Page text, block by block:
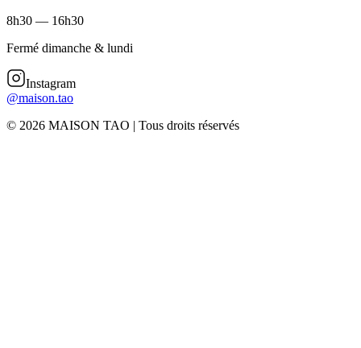
8h30 — 16h30
Fermé dimanche & lundi
Instagram
@maison.tao
© 2026 MAISON TAO | Tous droits réservés